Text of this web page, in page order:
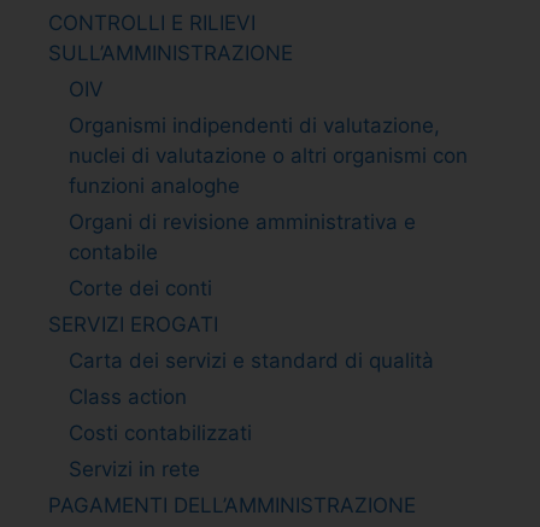
CONTROLLI E RILIEVI
SULL’AMMINISTRAZIONE
OIV
Organismi indipendenti di valutazione,
nuclei di valutazione o altri organismi con
funzioni analoghe
Organi di revisione amministrativa e
contabile
Corte dei conti
SERVIZI EROGATI
Carta dei servizi e standard di qualità
Class action
Costi contabilizzati
Servizi in rete
PAGAMENTI DELL’AMMINISTRAZIONE